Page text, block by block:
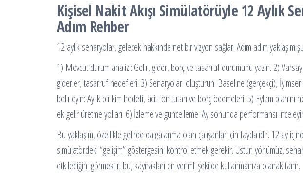
Kişisel Nakit Akışı Simülatörüyle 12 Aylık
Adım Rehber
12 aylık senaryolar, gelecek hakkında net bir vizyon sağlar. Adım adım yaklaşım
1) Mevcut durum analizi: Gelir, gider, borç ve tasarruf durumunu yazın. 2)
giderler, tasarruf hedefleri. 3) Senaryoları oluşturun: Baseline (gerçekçi),
belirleyin: Aylık birikim hedefi, acil fon tutarı ve borç ödemeleri. 5) Eylem planını
ek gelir üretme yolları. 6) İzleme ve güncelleme: Ay sonunda performansı
Bu yaklaşım, özellikle gelirde dalgalanma olan çalışanlar için faydalıdır. 12 ay
simülatördeki “gelişim” göstergesini kontrol etmek gerekir. Ustun yönümüz,
etkilediğini görmektir; bu, kaynakları en verimli şekilde kullanmanıza olanak tanır.